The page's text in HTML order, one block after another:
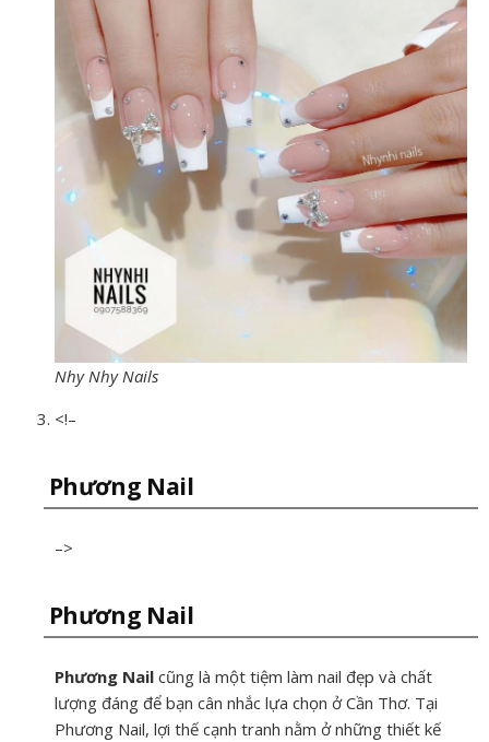
Nhy Nhy Nails
<!–
Phương Nail
–>
Phương Nail
Phương Nail cũng là một tiệm làm nail đẹp và chất
lượng đáng để bạn cân nhắc lựa chọn ở Cần Thơ. Tại
Phương Nail, lợi thế cạnh tranh nằm ở những thiết kế